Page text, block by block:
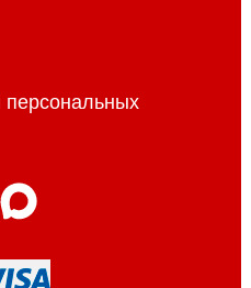
персональных